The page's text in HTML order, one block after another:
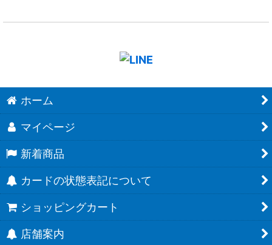
ホーム
マイページ
新着商品
カードの状態表記について
ショッピングカート
店舗案内